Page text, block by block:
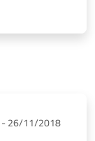
- 26/11/2018